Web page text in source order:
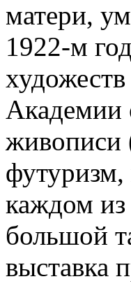
матери,
1922-м
Академии
живописи
футуризм,
каждом из
большой
выставка